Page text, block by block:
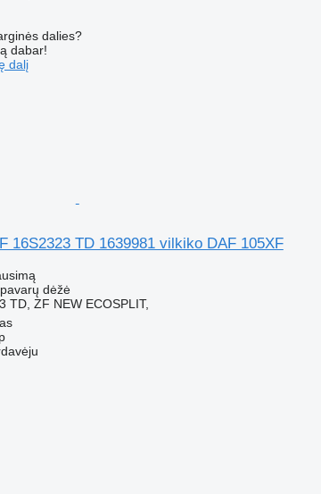
dalies?
dabar!
dalį
16S2323 TD 1639981 vilkiko DAF 105XF
dėžė
TD, ZF NEW ECOSPLIT,